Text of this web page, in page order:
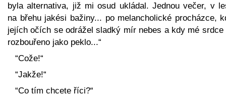
byla alternativa, již mi osud ukládal. Jednou večer, v
na břehu jakési bažiny... po melancholické procházce,
jejích očích se odrážel sladký mír nebes a kdy mé srdce
rozbouřeno jako peklo...“
“Cože!“
“Jakže!“
“Co tím chcete říci?“